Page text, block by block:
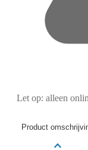
Let op: alleen
Product